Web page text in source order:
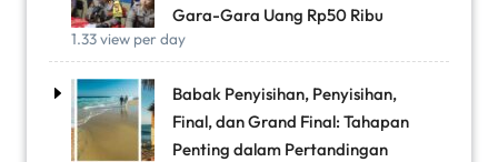
Gara-Gara Uang Rp50 Ribu
1.33 view per day
Babak Penyisihan, Penyisihan,
Final, dan Grand Final: Tahapan
Penting dalam Pertandingan